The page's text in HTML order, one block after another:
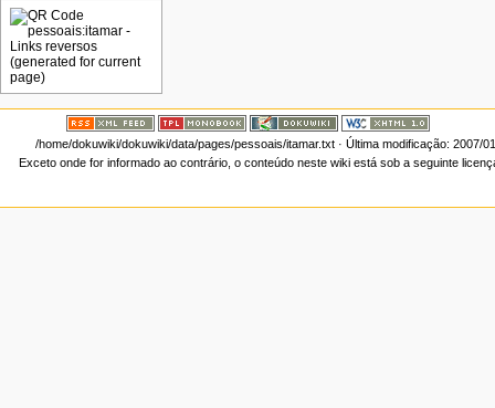
/home/dokuwiki/dokuwiki/data/pages/pessoais/itamar.txt· Última modificação: 2007/
Exceto onde for informado ao contrário, o conteúdo neste wiki está sob a seguinte